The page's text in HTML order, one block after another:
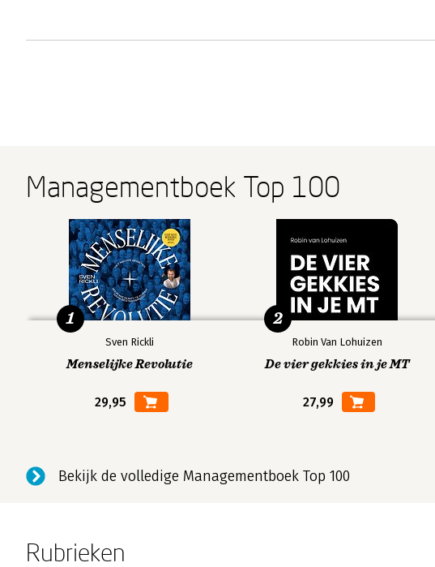
Managementboek Top 100
Sven Rickli
Menselijke Revolutie
29,95
1
Robin Van Lohuizen
De vier gekkies in je MT
27,99
2
Bekijk de volledige Managementboek Top 100
Rubrieken